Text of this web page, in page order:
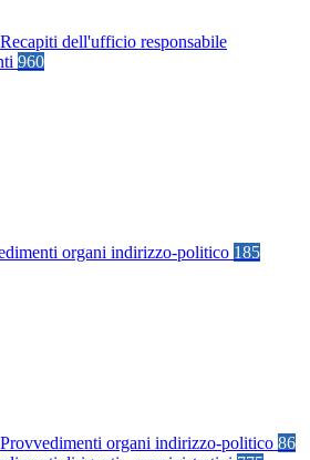
Recapiti dell'ufficio responsabile
960
organi indirizzo-politico 185
Provvedimenti organi indirizzo-politico 86